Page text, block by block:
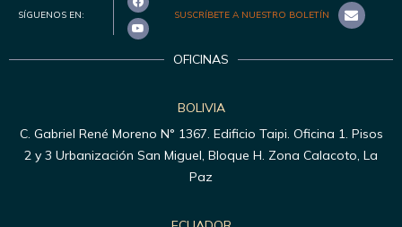
SÍGUENOS EN: SUSCRÍBETE A NUESTRO BOLETÍN
OFICINAS
BOLIVIA
C. Gabriel René Moreno N° 1367. Edificio Taipi. Oficina 1. Pisos
2 y 3 Urbanización San Miguel, Bloque H. Zona Calacoto, La
Paz